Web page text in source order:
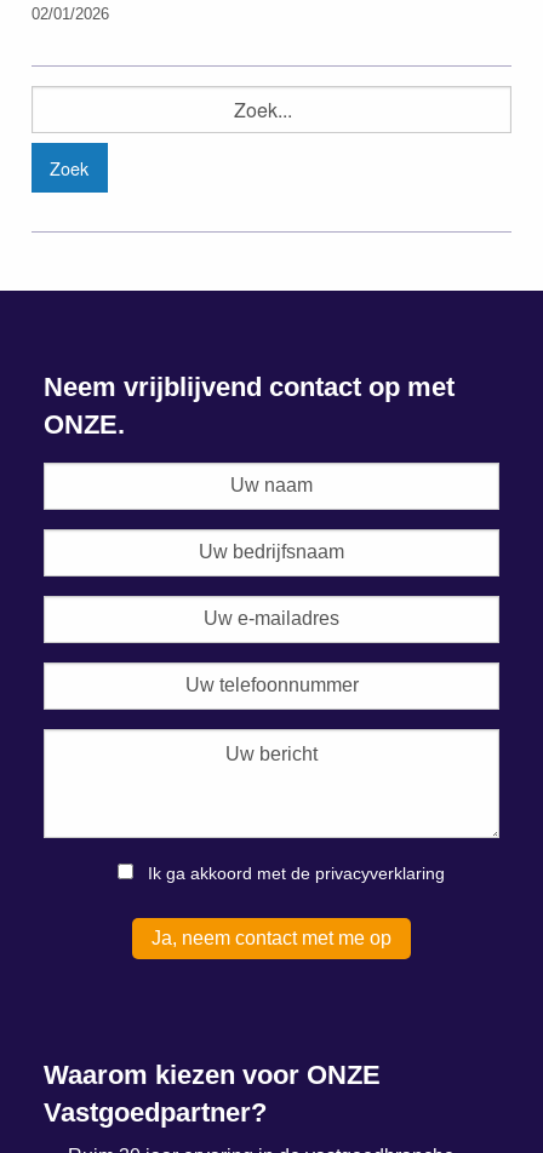
02/01/2026
naar:
Neem vrijblijvend contact op met
ONZE.
Ik ga akkoord met de privacyverklaring
Waarom kiezen voor ONZE
Vastgoedpartner?